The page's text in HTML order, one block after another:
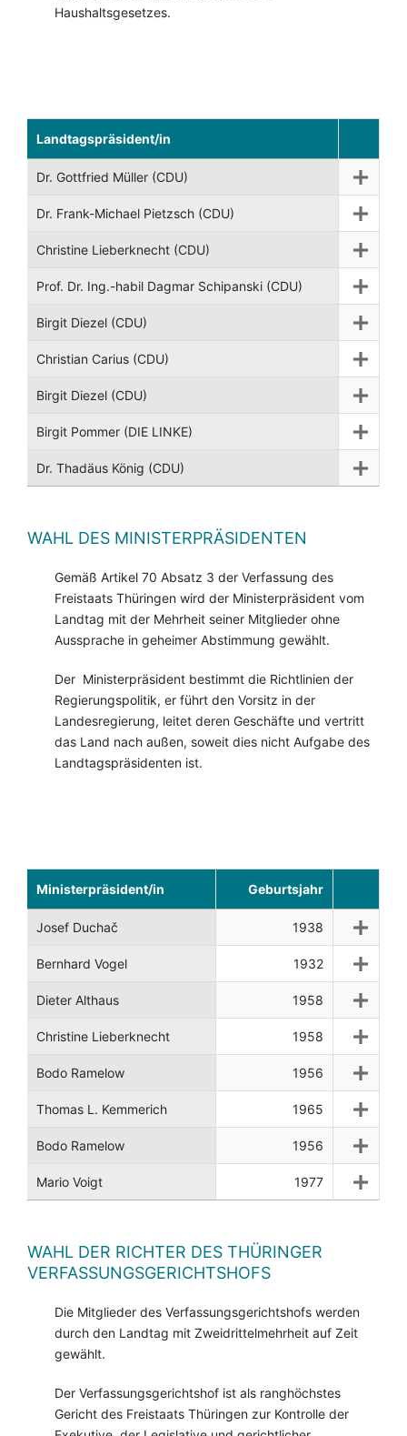
Haushaltsgesetzes.
Landtagspräsident/in
Dr. Gottfried Müller (CDU)
Dr. Frank-Michael Pietzsch (CDU)
Christine Lieberknecht (CDU)
Prof. Dr. Ing.-habil Dagmar Schipanski (CDU)
Birgit Diezel (CDU)
Christian Carius (CDU)
Birgit Diezel (CDU)
Birgit Pommer (DIE LINKE)
Dr. Thadäus König (CDU)
WAHL DES MINISTERPRÄSIDENTEN
Gemäß Artikel 70 Absatz 3 der Verfassung des
Freistaats Thüringen wird der Ministerpräsident vom
Landtag mit der Mehrheit seiner Mitglieder ohne
Aussprache in geheimer Abstimmung gewählt.
Der Ministerpräsident bestimmt die Richtlinien der
Regierungspolitik, er führt den Vorsitz in der
Landesregierung, leitet deren Geschäfte und vertritt
das Land nach außen, soweit dies nicht Aufgabe des
Landtagspräsidenten ist.
Ministerpräsident/in Geburtsjahr
Josef Duchač 1938
Bernhard Vogel 1932
Dieter Althaus 1958
Christine Lieberknecht 1958
Bodo Ramelow 1956
Thomas L. Kemmerich 1965
Bodo Ramelow 1956
Mario Voigt 1977
WAHL DER RICHTER DES THÜRINGER
VERFASSUNGSGERICHTSHOFS
Die Mitglieder des Verfassungsgerichtshofs werden
durch den Landtag mit Zweidrittelmehrheit auf Zeit
gewählt.
Der Verfassungsgerichtshof ist als ranghöchstes
Gericht des Freistaats Thüringen zur Kontrolle der